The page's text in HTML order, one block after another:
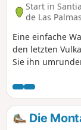
Start in
de Las
Eine einfache
den letzten
Sie ihn
weniger dicht
Die